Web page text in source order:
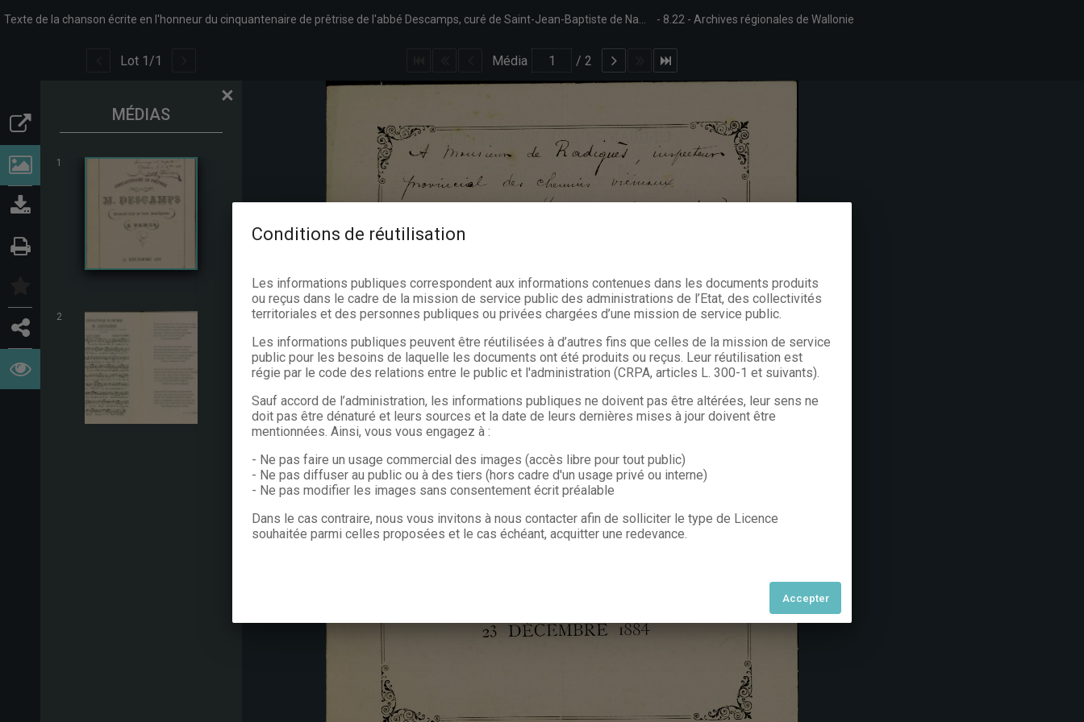
8.22 Archives régionales de Wallonie
Lot 1 /1 Média / 2
MÉDIAS
×
1
2
Conditions de réutilisation
Les informations publiques correspondent aux informations contenues dans les documents produits
ou reçus dans le cadre de la mission de service public des administrations de l’Etat, des collectivités
territoriales et des personnes publiques ou privées chargées d’une mission de service public.
Les informations publiques peuvent être réutilisées à d’autres fins que celles de la mission de service
public pour les besoins de laquelle les documents ont été produits ou reçus. Leur réutilisation est
régie par le code des relations entre le public et l'administration (CRPA, articles L. 300-1 et suivants).
Sauf accord de l’administration, les informations publiques ne doivent pas être altérées, leur sens ne
doit pas être dénaturé et leurs sources et la date de leurs dernières mises à jour doivent être
mentionnées. Ainsi, vous vous engagez à :
- Ne pas faire un usage commercial des images (accès libre pour tout public)
- Ne pas diffuser au public ou à des tiers (hors cadre d'un usage privé ou interne)
- Ne pas modifier les images sans consentement écrit préalable
Dans le cas contraire, nous vous invitons à nous contacter afin de solliciter le type de Licence
souhaitée parmi celles proposées et le cas échéant, acquitter une redevance.